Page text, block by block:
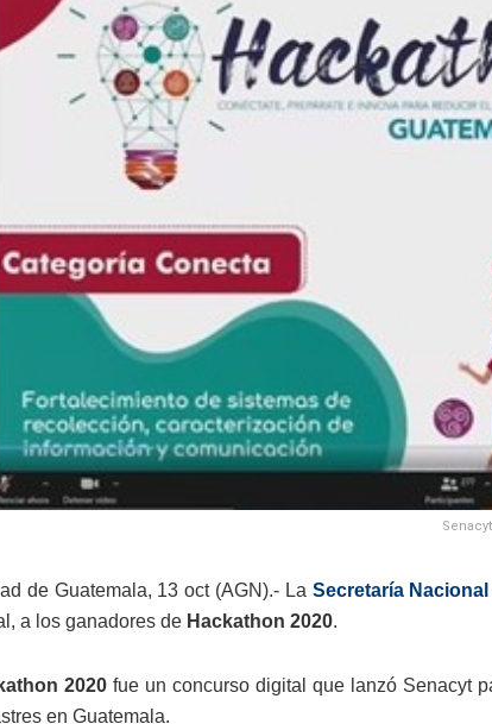
de Guatemala, 13 oct (AGN).- La Secretaría
a los ganadores de Hackathon 2020.
2020fue un concurso digital que lanzó Senacyt
en Guatemala.